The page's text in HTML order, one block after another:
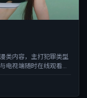
类内容，主打犯罪类型
电视端随时在线观看，